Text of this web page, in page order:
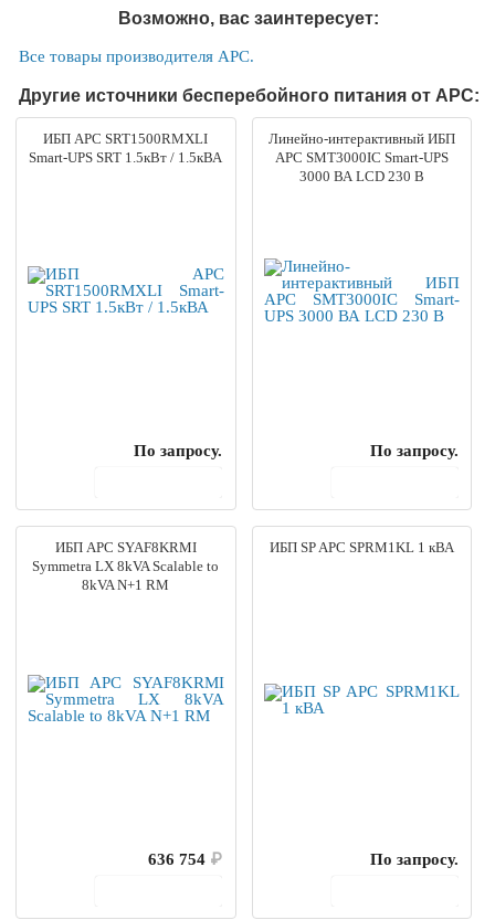
Возможно, вас заинтересует:
Все товары производителя APC.
Другие источники бесперебойного питания от APC:
ИБП APC SRT1500RMXLI
Smart-UPS SRT 1.5кВт / 1.5кВА
По запросу.
Линейно-интерактивный ИБП
APC SMT3000IC Smart-UPS
3000 ВА LCD 230 В
По запросу.
ИБП APC SYAF8KRMI
Symmetra LX 8kVA Scalable to
8kVA N+1 RM
636 754 ₽
ИБП SP APC SPRM1KL 1 кВА
По запросу.